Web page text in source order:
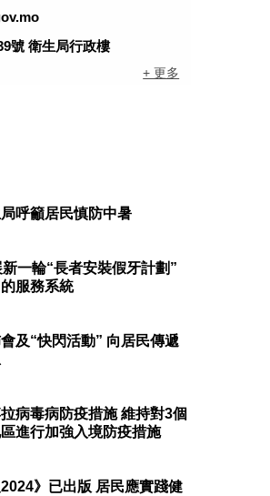
號 衛生局行政樓
+ 更多
呼籲居民慎防中暑
一輪“長者安裝假牙計劃”
服務系統
及“快閃活動” 向居民傳遞
病毒病防疫措施 維持對3個
進行加強入境防疫措施
》已出版 居民應實踐健